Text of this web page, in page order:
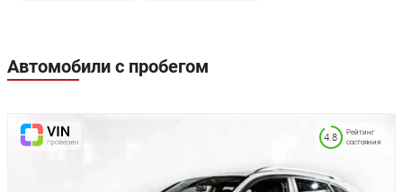
Автомобили с пробегом
Рейтинг
состояния
4.8